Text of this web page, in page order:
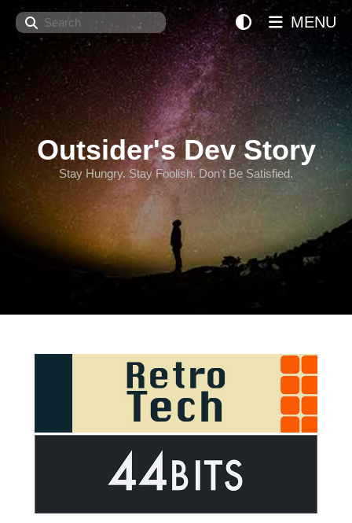
Search
Outsider's Dev Story
Stay Hungry. Stay Foolish. Don't Be Satisfied.
MENU